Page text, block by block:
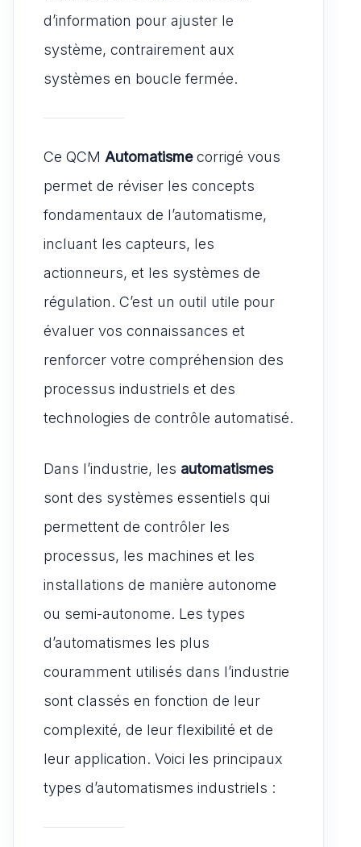
d’information pour ajuster le
système, contrairement aux
systèmes en boucle fermée.
Ce QCM Automatismecorrigé vous
permet de réviser les concepts
fondamentaux de l’automatisme,
incluant les capteurs, les
actionneurs, et les systèmes de
régulation. C’est un outil utile pour
évaluer vos connaissances et
renforcer votre compréhension des
processus industriels et des
technologies de contrôle automatisé.
Dans l’industrie, les automatismes
sont des systèmes essentiels qui
permettent de contrôler les
processus, les machines et les
installations de manière autonome
ou semi-autonome. Les types
d’automatismes les plus
couramment utilisés dans l’industrie
sont classés en fonction de leur
complexité, de leur flexibilité et de
leur application. Voici les principaux
types d’automatismes industriels :